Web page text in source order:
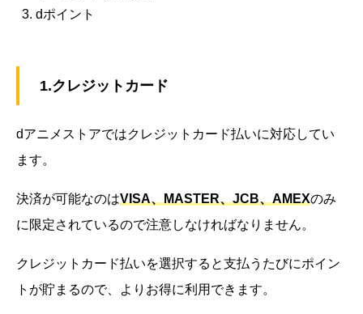
dポイント
1.クレジットカード
dアニメストアではクレジットカード払いに対応してい
ます。
決済が可能なのはVISA、MASTER、JCB、AMEXのみ
に限定されているので注意しなければなりません。
クレジットカード払いを選択すると支払うたびにポイン
トが貯まるので、よりお得に利用できます。